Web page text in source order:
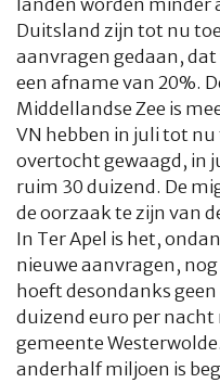
landen worden minder
Duitsland zijn tot nu
aanvragen gedaan, dat
een afname van 20%.
Middellandse Zee is
VN hebben in juli tot nu
overtocht gewaagd, in
ruim 30 duizend. De
de oorzaak te zijn van
In Ter Apel is het,
nieuwe aanvragen,
hoeft desondanks
duizend euro per
gemeente
anderhalf miljoen is